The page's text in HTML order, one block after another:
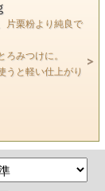
片栗粉より純良で
みつけに。
うと軽い仕上がり